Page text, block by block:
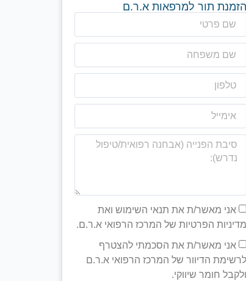
הזמנת תור למרפאות א.ר.ם
אני מאשר/ת את תנאי השימוש ואת
מדיניות הפרטיות של המרכז הרפואי א.ר.ם.
אני מאשר/ת את הסכמתי להצטרף
לרשימת הדיוור של המרכז הרפואי א.ר.ם
ולקבל חומר שיווקי.